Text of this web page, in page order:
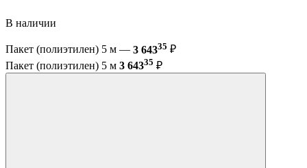
В наличии
Пакет (полиэтилен) 5 м — 3 64335 ₽
Пакет (полиэтилен) 5 м 3 64335 ₽